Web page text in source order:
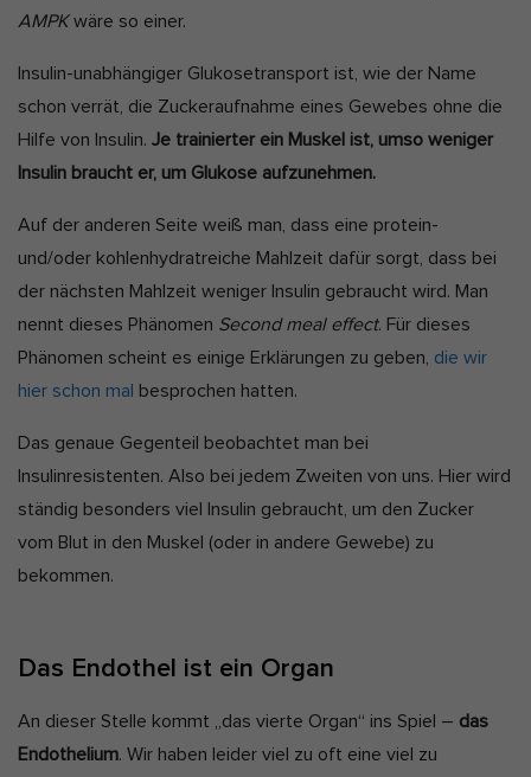
AMPKwäre so einer.
Insulin-unabhängiger Glukosetransport ist, wie der Name
schon verrät, die Zuckeraufnahme eines Gewebes ohne die
Hilfe von Insulin. Je trainierter ein Muskel ist, umso weniger
Insulin braucht er, um Glukose aufzunehmen.
Auf der anderen Seite weiß man, dass eine protein-
und/oder kohlenhydratreiche Mahlzeit dafür sorgt, dass bei
der nächsten Mahlzeit weniger Insulin gebraucht wird. Man
nennt dieses Phänomen Second meal effect. Für dieses
Phänomen scheint es einige Erklärungen zu geben, die wir
hier schon mal
besprochen hatten.
Das genaue Gegenteil beobachtet man bei
Insulinresistenten. Also bei jedem Zweiten von uns. Hier wird
ständig besonders viel Insulin gebraucht, um den Zucker
vom Blut in den Muskel (oder in andere Gewebe) zu
bekommen.
Das Endothel ist ein Organ
An dieser Stelle kommt „das vierte Organ“ ins Spiel – das
Endothelium. Wir haben leider viel zu oft eine viel zu